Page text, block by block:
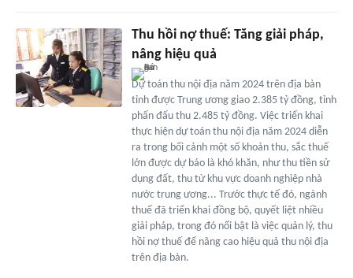
Thu hồi nợ thuế: Tăng giải pháp,
nâng hiệu quả
Dự toán thu nội địa năm 2024 trên địa bàn
tỉnh được Trung ương giao 2.385 tỷ đồng, tỉnh
phấn đấu thu 2.485 tỷ đồng. Việc triển khai
thực hiện dự toán thu nội địa năm 2024 diễn
ra trong bối cảnh một số khoản thu, sắc thuế
lớn được dự báo là khó khăn, như thu tiền sử
dụng đất, thu từ khu vực doanh nghiệp nhà
nước trung ương... Trước thực tế đó, ngành
thuế đã triển khai đồng bộ, quyết liệt nhiều
giải pháp, trong đó nổi bật là việc quản lý, thu
hồi nợ thuế để nâng cao hiệu quả thu nội địa
trên địa bàn.